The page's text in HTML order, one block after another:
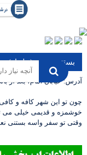
بستنی نعمت (چابهار)
آدرس: خیابان امام، بعد از
چون تو این شهر کافه و
خوشمزه و قدیمی خیلی می
وقتی تو سفر واسه بستنی